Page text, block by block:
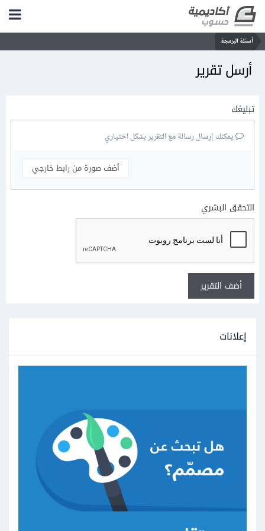
أسئلة البرمجة
أرسل تقرير
تبليغك
يمكنك إرسال رسالة مع التقرير بشكل اختياري
أضف صورة من رابط خارجي
التحقق البشري
أضف التقرير
إعلانات